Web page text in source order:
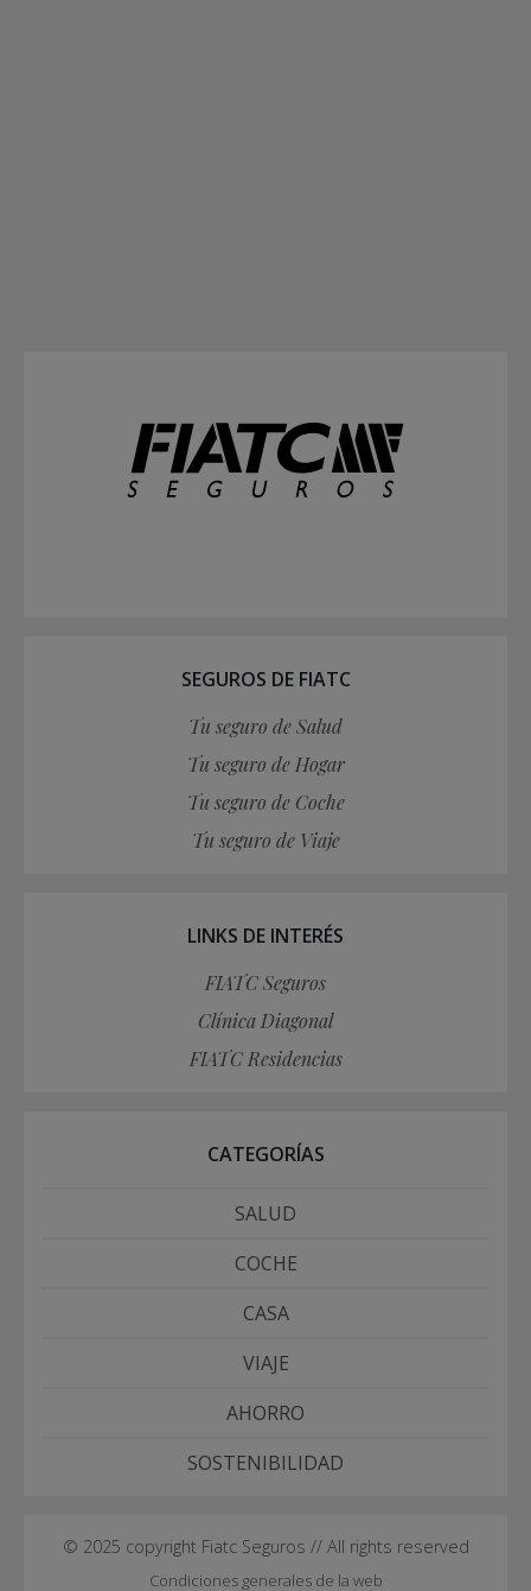
SEGUROS DE FIATC
Tu seguro de Salud
Tu seguro de Hogar
Tu seguro de Coche
Tu seguro de Viaje
LINKS DE INTERÉS
FIATC Seguros
Clínica Diagonal
FIATC Residencias
CATEGORÍAS
SALUD
COCHE
CASA
VIAJE
AHORRO
SOSTENIBILIDAD
© 2025 copyright Fiatc Seguros // All rights reserved
Condiciones generales de la web